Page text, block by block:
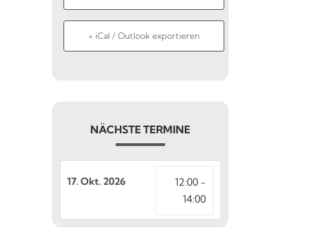
+ iCal / Outlook exportieren
NÄCHSTE TERMINE
17. Okt. 2026
12:00 -
14:00